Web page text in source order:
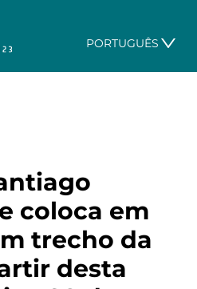
PORTUGUÊS
coloca em
trecho da
desta